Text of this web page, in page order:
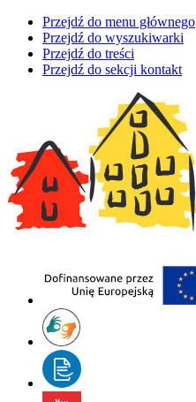
Przejdź do menu głównego
Przejdź do wyszukiwarki
Przejdź do treści
Przejdź do sekcji kontakt